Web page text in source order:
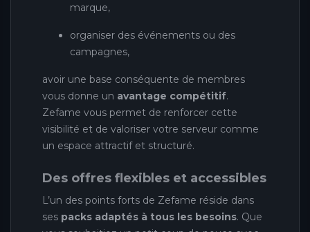
marque,
organiser des événements ou des
campagnes,
avoir une base conséquente de membres
vous donne un avantage compétitif.
Zefame vous permet de renforcer cette
visibilité et de valoriser votre serveur comme
un espace attractif et structuré.
Des offres flexibles et accessibles
L’un des points forts de Zefame réside dans
ses packs adaptés à tous les besoins. Que